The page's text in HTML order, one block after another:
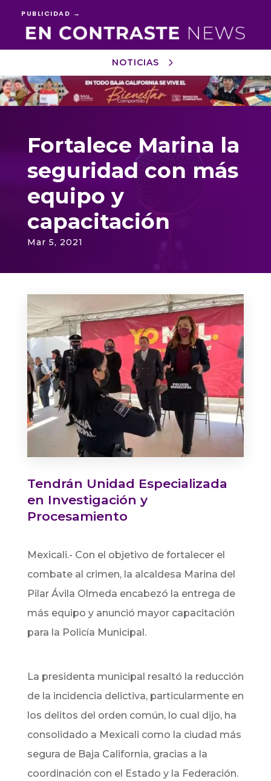
PUBLICIDAD →
NOTICIAS
Reproductor
de
vídeo
Fortalece Marina la
seguridad con más
equipo y
capacitación
Mar 5, 2021
Tendrán Unidad Especializada
en Investigación y
Procesamiento
Mexicali.- Con el objetivo de fortalecer el
combate al crimen, la alcaldesa Marina del
Pilar Ávila Olmeda encabezó la entrega de
más equipo y anunció mayor capacitación
para la Policía Municipal.
La presidenta municipal resaltó la reducción
de la incidencia delictiva, particularmente en
los delitos del orden común, lo cual dijo, ha
consolidado a Mexicali como la ciudad más
segura de Baja California, gracias a la
coordinación con el Estado y la Federación.